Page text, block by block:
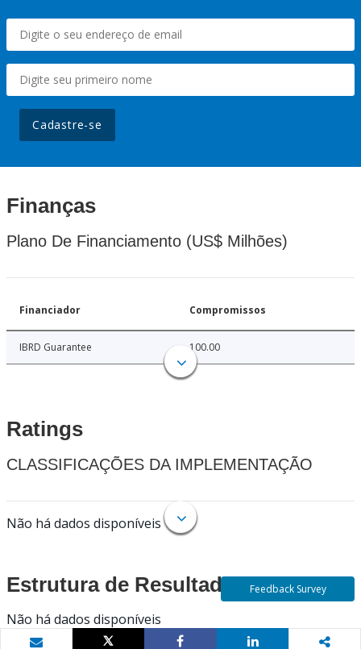
Cadastre-se
Finanças
Plano De Financiamento (US$ Milhões)
Financiador Compromissos
IBRD Guarantee 100.00
Ratings
CLASSIFICAÇÕES DA IMPLEMENTAÇÃO
Não há dados disponíveis
Estrutura de Resultados
Não há dados disponíveis
Feedback Survey